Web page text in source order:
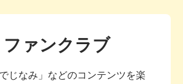
ファンクラブ
じなみ」などのコンテンツを楽